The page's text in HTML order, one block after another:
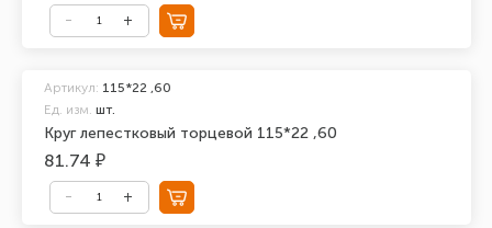
Круг лепестковый торцевой 115*22 ,60
Артикул: 115*22 ,60
Ед. изм. шт.
81.74 ₽